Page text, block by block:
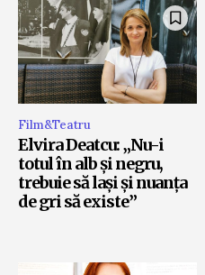
Film&Teatru
Elvira Deatcu: „Nu-i
totul în alb și negru,
trebuie să lași și nuanța
de gri să existe”